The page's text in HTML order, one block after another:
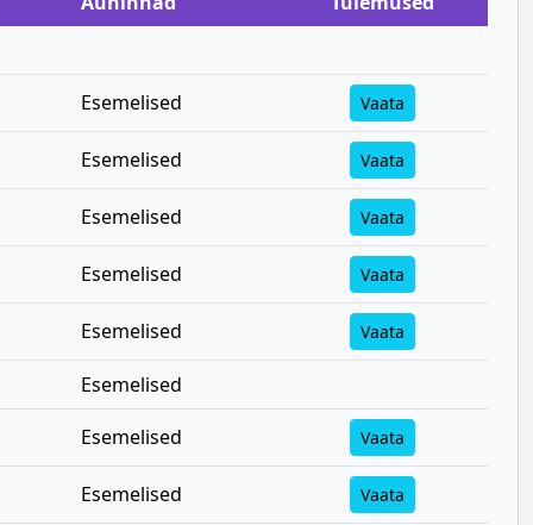
Esemelised Vaata
Esemelised Vaata
Esemelised Vaata
Esemelised Vaata
Esemelised Vaata
Esemelised
Esemelised Vaata
Esemelised Vaata